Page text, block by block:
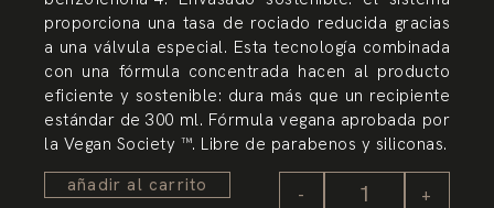
proporciona una tasa de rociado reducida gracias
a una válvula especial. Esta tecnología combinada
con una fórmula concentrada hacen al producto
eficiente y sostenible: dura más que un recipiente
estándar de 300 ml. Fórmula vegana aprobada por
la Vegan Society ™. Libre de parabenos y siliconas.
- +
añadir al carrito